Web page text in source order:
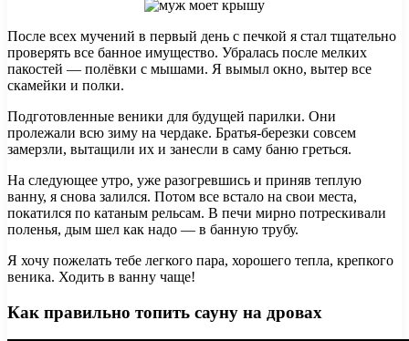
После всех мучений в первый день с печкой я стал тщательно
проверять все банное имущество. Убралась после мелких
пакостей — полёвки с мышами. Я вымыл окно, вытер все
скамейки и полки.
Подготовленные веники для будущей парилки. Они
пролежали всю зиму на чердаке. Братья-березки совсем
замерзли, вытащили их и занесли в саму баню греться.
На следующее утро, уже разогревшись и приняв теплую
ванну, я снова залился. Потом все встало на свои места,
покатился по катаным рельсам. В печи мирно потрескивали
поленья, дым шел как надо — в банную трубу.
Я хочу пожелать тебе легкого пара, хорошего тепла, крепкого
веника. Ходить в ванну чаще!
Как правильно топить сауну на дровах